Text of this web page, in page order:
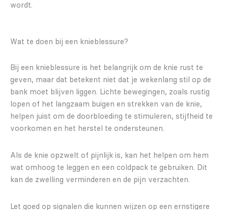
wordt.
Wat te doen bij een knieblessure?
Bij een knieblessure is het belangrijk om de knie rust te
geven, maar dat betekent niet dat je wekenlang stil op de
bank moet blijven liggen. Lichte bewegingen, zoals rustig
lopen of het langzaam buigen en strekken van de knie,
helpen juist om de doorbloeding te stimuleren, stijfheid te
voorkomen en het herstel te ondersteunen.
Als de knie opzwelt of pijnlijk is, kan het helpen om hem
wat omhoog te leggen en een coldpack te gebruiken. Dit
kan de zwelling verminderen en de pijn verzachten.
Let goed op signalen die kunnen wijzen op een ernstigere